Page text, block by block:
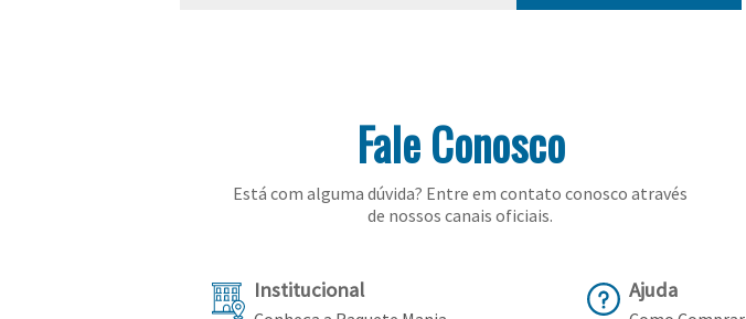
Fale Conosco
Está com alguma dúvida? Entre em contato conosco através
de nossos canais oficiais.
Institucional Ajuda